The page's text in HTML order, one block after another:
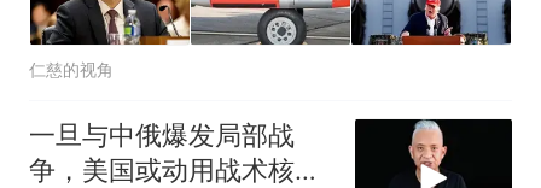
仁慈的视角
一旦与中俄爆发局部战
争，美国或动用战术核武